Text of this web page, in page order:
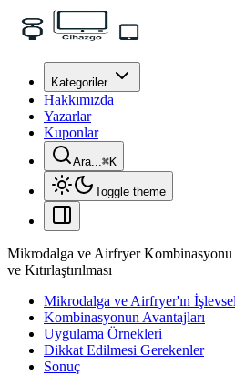
Kategoriler
Hakkımızda
Yazarlar
Kuponlar
Ara...⌘K
Toggle theme
Mikrodalga ve Airfryer Kombinasyonu
ve Kıtırlaştırılması
Mikrodalga ve Airfryer'ın
Kombinasyonun Avantajları
Uygulama Örnekleri
Dikkat Edilmesi Gerekenler
Sonuç